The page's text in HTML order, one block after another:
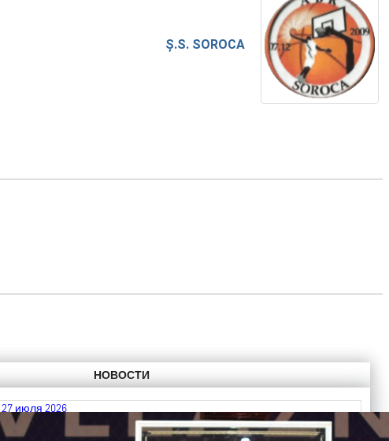
Ș.S. SOROCA
НОВОСТИ
27 июля 2026
Итоги FIBA U18 EuroBasket 2026, Division C